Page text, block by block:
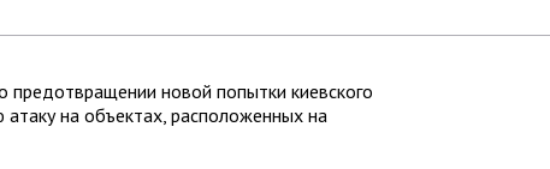
новой попытки киевского
на объектах, расположенных на